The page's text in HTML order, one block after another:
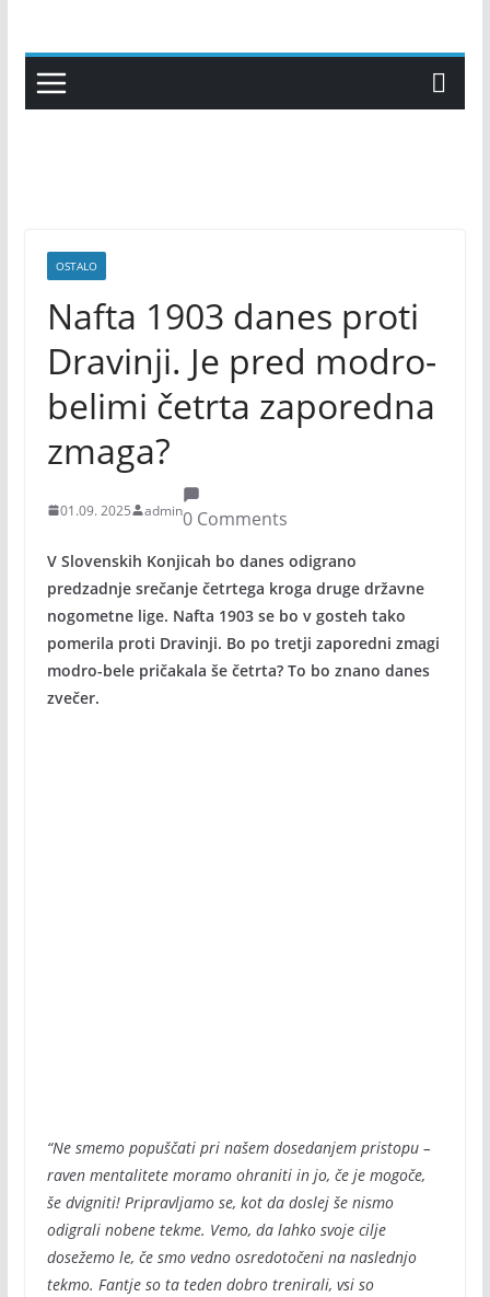
content
OSTALO
Nafta 1903 danes proti
Dravinji. Je pred modro-
belimi četrta zaporedna
zmaga?
01.09. 2025 admin0 Comments
V Slovenskih Konjicah bo danes odigrano
predzadnje srečanje četrtega kroga druge državne
nogometne lige. Nafta 1903 se bo v gosteh tako
pomerila proti Dravinji. Bo po tretji zaporedni zmagi
modro-bele pričakala še četrta? To bo znano danes
zvečer.
“Ne smemo popuščati pri našem dosedanjem pristopu –
raven mentalitete moramo ohraniti in jo, če je mogoče,
še dvigniti! Pripravljamo se, kot da doslej še nismo
odigrali nobene tekme. Vemo, da lahko svoje cilje
dosežemo le, če smo vedno osredotočeni na naslednjo
tekmo. Fantje so ta teden dobro trenirali, vsi so